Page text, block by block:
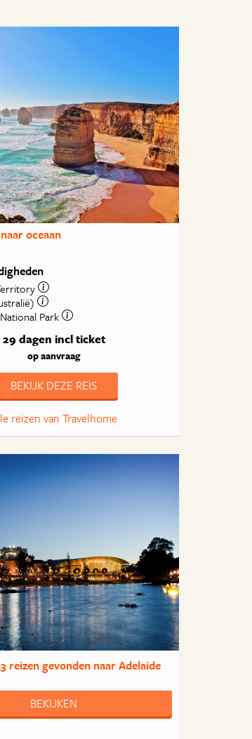
oceaan
Park
29 dagen incl ticket
op aanvraag
BEKIJK DEZE REIS
reizen van Travelhome
reizengevonden naar Adelaide
BEKIJKEN